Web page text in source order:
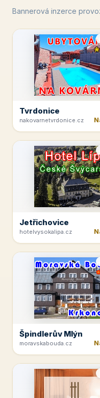
Bannerová inzerce
Tvrdonice
nakovarnetvrdonice.cz
Jetřichovice
hotelvysokalipa.cz
Špindlerův Mlýn
moravskabouda.cz